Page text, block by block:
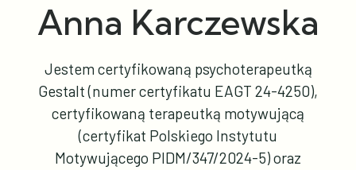
Anna Karczewska
Jestem certyfikowaną psychoterapeutką
Gestalt (numer certyfikatu EAGT 24-4250),
certyfikowaną terapeutką motywującą
(certyfikat Polskiego Instytutu
Motywującego PIDM/347/2024-5) oraz